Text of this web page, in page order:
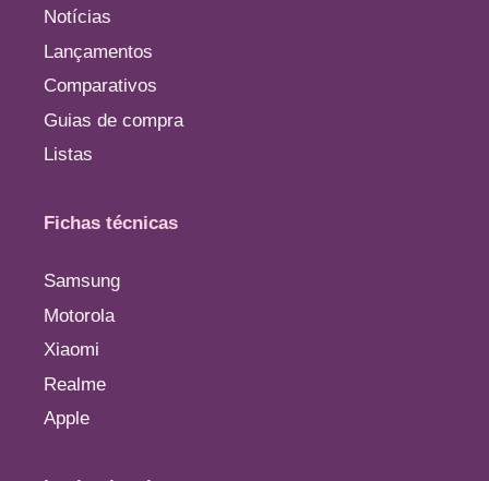
Notícias
Lançamentos
Comparativos
Guias de compra
Listas
Fichas técnicas
Samsung
Motorola
Xiaomi
Realme
Apple